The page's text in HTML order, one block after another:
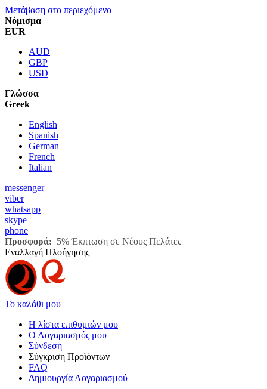
Μετάβαση στο περιεχόμενο
Νόμισμα
EUR
AUD
GBP
USD
Γλώσσα
Greek
English
Spanish
German
French
Italian
messenger
viber
whatsapp
skype
phone
Προσφορά: 5% Έκπτωση σε Νέους Πελάτες
Εναλλαγή Πλοήγησης
Το καλάθι μου
Η λίστα επιθυμιών μου
Ο Λογαριασμός μου
Σύνδεση
Σύγκριση Προϊόντων
FAQ
Δημιουργία Λογαριασμού